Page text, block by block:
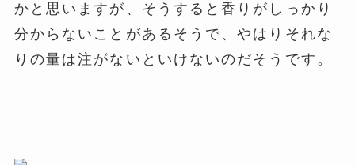
かと思いますが、そうすると香りがしっかり
分からないことがあるそうで、やはりそれな
りの量は注がないといけないのだそうです。